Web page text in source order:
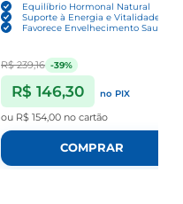
Equilíbrio Hormonal Natural
Suporte à Energia e Vitalidade
Favorece Envelhecimento Saudável
R$ 239,16 -39%
R$ 146,30 no PIX
ou R$ 154,00 no cartão
COMPRAR